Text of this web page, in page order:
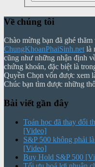
Về chúng tôi
Chào mừng bạn đã ghé
ChungKhoanPhaiSinh.net là
cũng như những nhận định
chứng khoán, đặc biệt là
Quyền Chọn vốn được xem
Chúc bạn tìm được những
Bài viết gần đây
Toán học đã thay đổi
[Video]
S&P 500 không phải
[Video]
Buy Hold S&P 500